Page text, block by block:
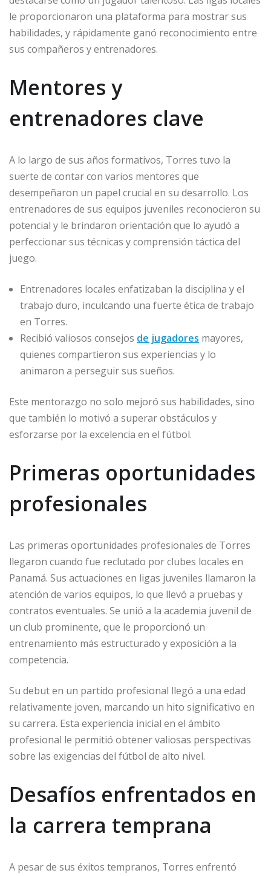
le proporcionaron una plataforma para mostrar sus
habilidades, y rápidamente ganó reconocimiento entre
sus compañeros y entrenadores.
Mentores y
entrenadores clave
A lo largo de sus años formativos, Torres tuvo la
suerte de contar con varios mentores que
desempeñaron un papel crucial en su desarrollo. Los
entrenadores de sus equipos juveniles reconocieron su
potencial y le brindaron orientación que lo ayudó a
perfeccionar sus técnicas y comprensión táctica del
juego.
Entrenadores locales enfatizaban la disciplina y el
trabajo duro, inculcando una fuerte ética de trabajo
en Torres.
Recibió valiosos consejos de jugadores mayores,
quienes compartieron sus experiencias y lo
animaron a perseguir sus sueños.
Este mentorazgo no solo mejoró sus habilidades, sino
que también lo motivó a superar obstáculos y
esforzarse por la excelencia en el fútbol.
Primeras oportunidades
profesionales
Las primeras oportunidades profesionales de Torres
llegaron cuando fue reclutado por clubes locales en
Panamá. Sus actuaciones en ligas juveniles llamaron la
atención de varios equipos, lo que llevó a pruebas y
contratos eventuales. Se unió a la academia juvenil de
un club prominente, que le proporcionó un
entrenamiento más estructurado y exposición a la
competencia.
Su debut en un partido profesional llegó a una edad
relativamente joven, marcando un hito significativo en
su carrera. Esta experiencia inicial en el ámbito
profesional le permitió obtener valiosas perspectivas
sobre las exigencias del fútbol de alto nivel.
Desafíos enfrentados en
la carrera temprana
A pesar de sus éxitos tempranos, Torres enfrentó